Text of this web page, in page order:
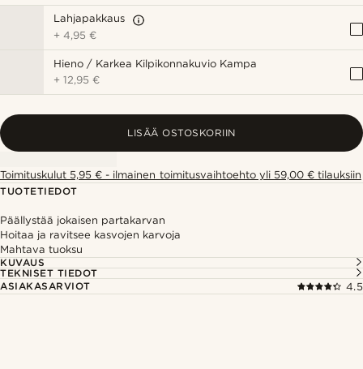
Lahjapakkaus
+4,95 €
Hieno / Karkea Kilpikonnakuvio Kampa
+12,95 €
LISÄÄ OSTOSKORIIN
Toimituskulut 5,95 € - ilmainen toimitusvaihtoehto yli 59,00 € tilauksiin
TUOTETIEDOT
Päällystää jokaisen partakarvan
Hoitaa ja ravitsee kasvojen karvoja
Mahtava tuoksu
KUVAUS
TEKNISET TIEDOT
ASIAKASARVIOT
4.5